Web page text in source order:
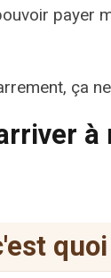
payer
ça
à